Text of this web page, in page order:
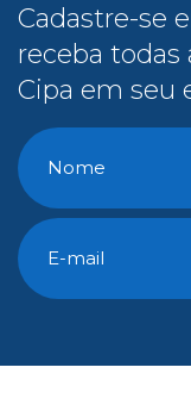
Cadastre-se
receba todas
Cipa em seu